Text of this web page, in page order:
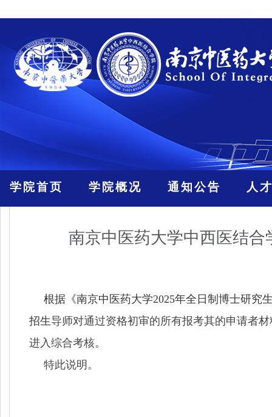
学院首页 学院概况 通知公告 人
南京中医药大学中西医结
根据《南京中医药大学2025年全日制博士研究
招生导师对通过资格初审的所有报考其的申请者
进入综合考核。
特此说明。